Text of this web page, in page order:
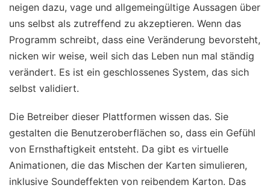
neigen dazu, vage und allgemeingültige Aussagen über
uns selbst als zutreffend zu akzeptieren. Wenn das
Programm schreibt, dass eine Veränderung bevorsteht,
nicken wir weise, weil sich das Leben nun mal ständig
verändert. Es ist ein geschlossenes System, das sich
selbst validiert.
Die Betreiber dieser Plattformen wissen das. Sie
gestalten die Benutzeroberflächen so, dass ein Gefühl
von Ernsthaftigkeit entsteht. Da gibt es virtuelle
Animationen, die das Mischen der Karten simulieren,
inklusive Soundeffekten von reibendem Karton. Das